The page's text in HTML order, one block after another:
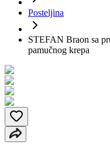
Posteljina
STEFAN Braon sa
pamučnog krepa